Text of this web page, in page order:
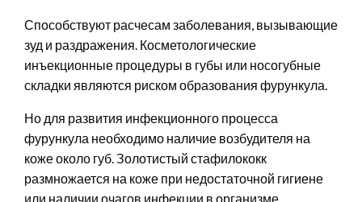
Способствуют расчесам заболевания, вызывающие
зуд и раздражения. Косметологические
инъекционные процедуры в губы или носогубные
складки являются риском образования фурункула.
Но для развития инфекционного процесса
фурункула необходимо наличие возбудителя на
коже около губ. Золотистый стафилококк
размножается на коже при недостаточной гигиене
или наличии очагов инфекции в организме.